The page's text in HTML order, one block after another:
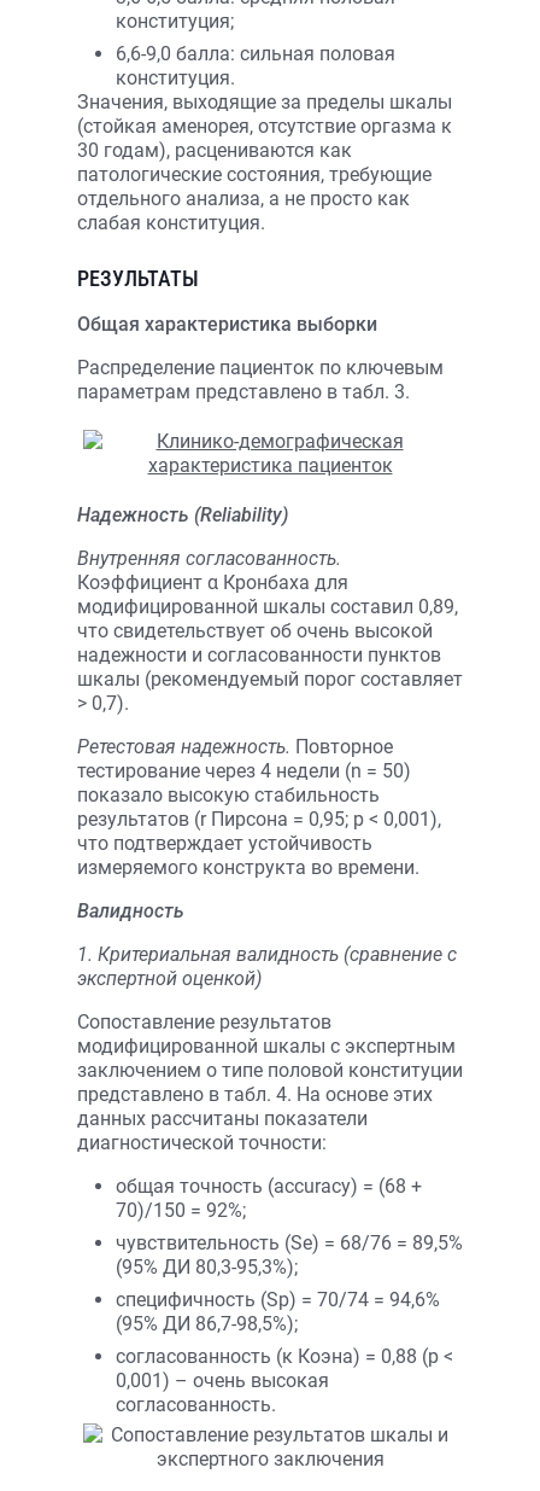
конституция;
6,6-9,0 балла: сильная половая
конституция.
Значения, выходящие за пределы шкалы
(стойкая аменорея, отсутствие оргазма к
30 годам), расцениваются как
патологические состояния, требующие
отдельного анализа, а не просто как
слабая конституция.
РЕЗУЛЬТАТЫ
Общая характеристика выборки
Распределение пациенток по ключевым
параметрам представлено в табл. 3.
Надежность (Reliability)
Внутренняя согласованность.
Коэффициент α Кронбаха для
модифицированной шкалы составил 0,89,
что свидетельствует об очень высокой
надежности и согласованности пунктов
шкалы (рекомендуемый порог составляет
> 0,7).
Ретестовая надежность. Повторное
тестирование через 4 недели (n = 50)
показало высокую стабильность
результатов (r Пирсона = 0,95; p < 0,001),
что подтверждает устойчивость
измеряемого конструкта во времени.
Валидность
1. Критериальная валидность (сравнение с
экспертной оценкой)
Сопоставление результатов
модифицированной шкалы с экспертным
заключением о типе половой конституции
представлено в табл. 4. На основе этих
данных рассчитаны показатели
диагностической точности:
общая точность (accuracy) = (68 +
70)/150 = 92%;
чувствительность (Se) = 68/76 = 89,5%
(95% ДИ 80,3-95,3%);
специфичность (Sp) = 70/74 = 94,6%
(95% ДИ 86,7-98,5%);
согласованность (κ Коэна) = 0,88 (p <
0,001) – очень высокая
согласованность.